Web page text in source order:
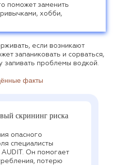
поможет заменить
хобби,
если возникают
запаниковать и сорваться,
проблемы водкой.
факты
скрининг риска
опасного
специалисты
Он помогает
потерю